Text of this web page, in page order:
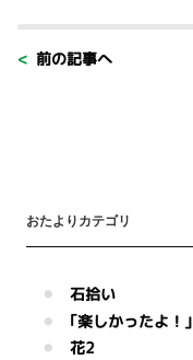
< 前の記事へ
おたよりカテゴリ
石拾い
｢楽しかったよ！｣
花2